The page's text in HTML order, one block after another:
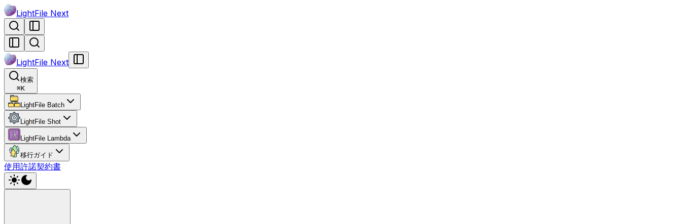
LightFile Next
LightFile Next
検索
⌘K
LightFile Batch
LightFile Shot
LightFile Lambda
移行ガイド
使用許諾契約書